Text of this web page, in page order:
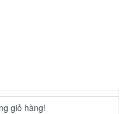
giỏ hàng!